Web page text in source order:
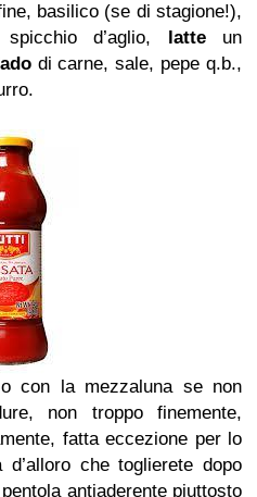
basilico (se di stagione!),
d’aglio, latteun
di carne, sale, pepe q.b.,
con la mezzaluna se non
non troppo finemente,
fatta eccezione per lo
che toglierete dopo
antiaderente piuttosto